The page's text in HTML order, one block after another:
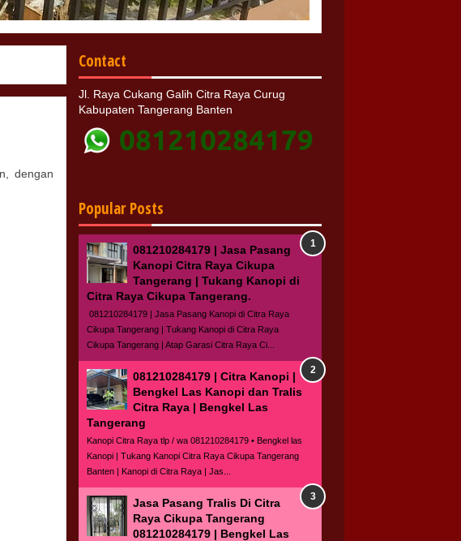
dengan
Contact
Jl. Raya Cukang Galih Citra Raya Curug
Kabupaten Tangerang Banten
Popular Posts
081210284179 | Jasa Pasang
Kanopi Citra Raya Cikupa
Tangerang | Tukang Kanopi di
Citra Raya Cikupa Tangerang.
081210284179 | Jasa Pasang Kanopi di Citra Raya
Cikupa Tangerang | Tukang Kanopi di Citra Raya
Cikupa Tangerang | Atap Garasi Citra Raya Ci...
081210284179 | Citra Kanopi |
Bengkel Las Kanopi dan Tralis
Citra Raya | Bengkel Las
Tangerang
Kanopi Citra Raya tlp / wa 081210284179 • Bengkel las
Kanopi | Tukang Kanopi Citra Raya Cikupa Tangerang
Banten | Kanopi di Citra Raya | Jas...
Jasa Pasang Tralis Di Citra
Raya Cikupa Tangerang
081210284179 | Bengkel Las